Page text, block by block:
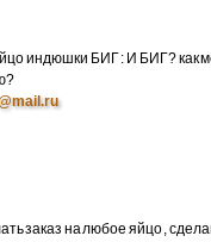
индюшки БИГ : И БИГ? как
заказ на любое яйцо ,